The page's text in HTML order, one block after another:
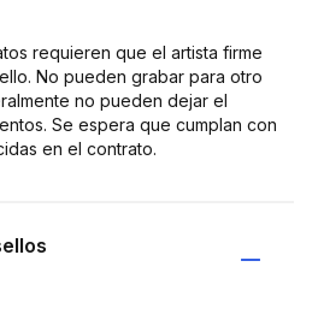
requieren que el artista firme
No pueden grabar para otro
no pueden dejar el
Se espera que cumplan con
en el contrato.